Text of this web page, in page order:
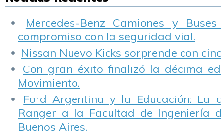
Mercedes-Benz Camiones y
compromiso con la seguridad vial.
Nissan Nuevo Kicks sorprende con
Con gran éxito finalizó la décima
Movimiento.
Ford Argentina y la Educación: La
Ranger a la Facultad de Ingeniería
Buenos Aires.